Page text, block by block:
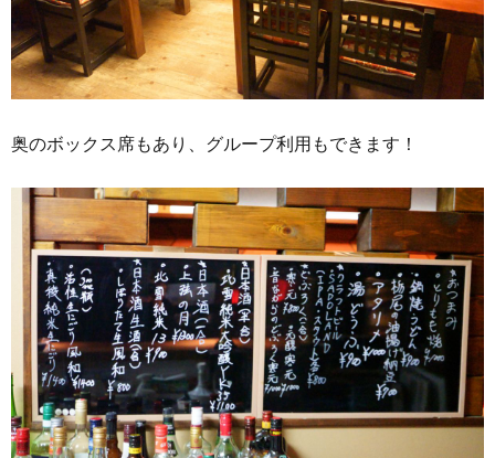
奥のボックス席もあり、グループ利用もできます！